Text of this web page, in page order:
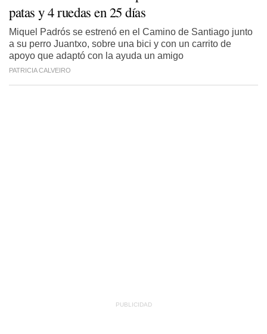
patas y 4 ruedas en 25 días
Miquel Padrós se estrenó en el Camino de Santiago junto
a su perro Juantxo, sobre una bici y con un carrito de
apoyo que adaptó con la ayuda un amigo
PATRICIA CALVEIRO